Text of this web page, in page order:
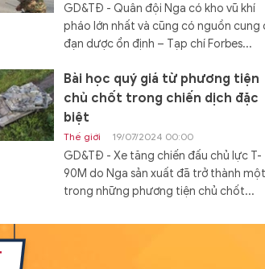
GD&TĐ - Quân đội Nga có kho vũ khí
pháo lớn nhất và cũng có nguồn cung
đạn dược ổn định – Tạp chí Forbes...
Bài học quý giá từ phương tiện
chủ chốt trong chiến dịch đặc
biệt
Thế giới 19/07/2024 00:00
GD&TĐ - Xe tăng chiến đấu chủ lực T-
90M do Nga sản xuất đã trở thành một
trong những phương tiện chủ chốt...
Đóng hàng loạt tàu đổ bộ Dự